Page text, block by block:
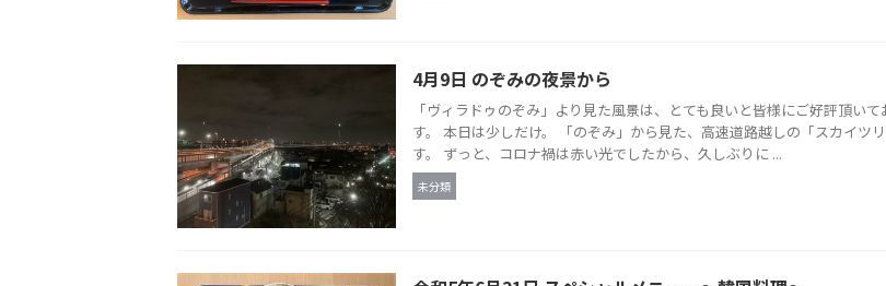
4月9日 のぞみの夜景から
「ヴィラドゥのぞみ」より見た風景は、とても良いと皆様にご好評頂いて
す。 本日は少しだけ。 「のぞみ」から見た、高速道路越しの「スカイツ
す。 ずっと、コロナ禍は赤い光でしたから、久しぶりに ...
未分類